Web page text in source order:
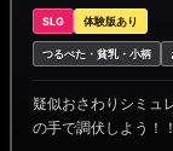
SLG 体験版あり
つるぺた・貧乳・小柄
疑似おさわりシミュ
の手で調伏しよう！！